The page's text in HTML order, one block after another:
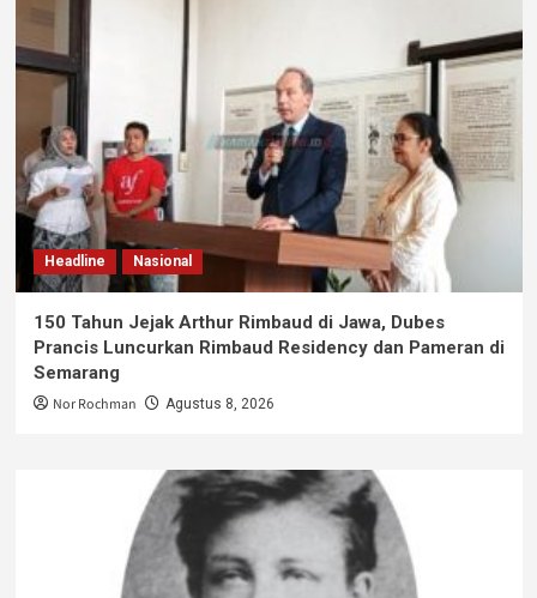
Headline Nasional
150 Tahun Jejak Arthur Rimbaud di Jawa, Dubes
Prancis Luncurkan Rimbaud Residency dan Pameran di
Semarang
Nor Rochman Agustus 8, 2026